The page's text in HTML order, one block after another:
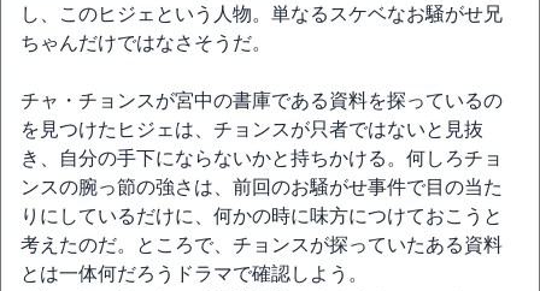
し、このヒジェという人物。単なるスケベなお騒がせ兄
ちゃんだけではなさそうだ。
チャ・チョンスが宮中の書庫である資料を探っているの
を見つけたヒジェは、チョンスが只者ではないと見抜
き、自分の手下にならないかと持ちかける。何しろチョ
ンスの腕っ節の強さは、前回のお騒がせ事件で目の当た
りにしているだけに、何かの時に味方につけておこうと
考えたのだ。ところで、チョンスが探っていたある資料
とは一体何だろうドラマで確認しよう。